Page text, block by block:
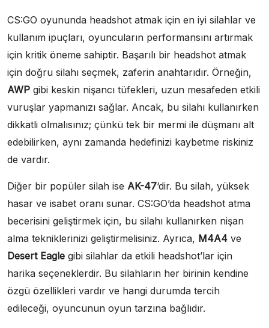
CS:GO oyununda headshot atmak için en iyi silahlar ve
kullanım ipuçları, oyuncuların performansını artırmak
için kritik öneme sahiptir. Başarılı bir headshot atmak
için doğru silahı seçmek, zaferin anahtarıdır. Örneğin,
AWP gibi keskin nişancı tüfekleri, uzun mesafeden etkili
vuruşlar yapmanızı sağlar. Ancak, bu silahı kullanırken
dikkatli olmalısınız; çünkü tek bir mermi ile düşmanı alt
edebilirken, aynı zamanda hedefinizi kaybetme riskiniz
de vardır.
Diğer bir popüler silah ise AK-47‘dir. Bu silah, yüksek
hasar ve isabet oranı sunar. CS:GO’da headshot atma
becerisini geliştirmek için, bu silahı kullanırken nişan
alma tekniklerinizi geliştirmelisiniz. Ayrıca, M4A4 ve
Desert Eagle gibi silahlar da etkili headshot’lar için
harika seçeneklerdir. Bu silahların her birinin kendine
özgü özellikleri vardır ve hangi durumda tercih
edileceği, oyuncunun oyun tarzına bağlıdır.